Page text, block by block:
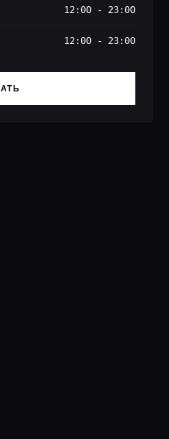
12:00 - 23:00
12:00 - 23:00